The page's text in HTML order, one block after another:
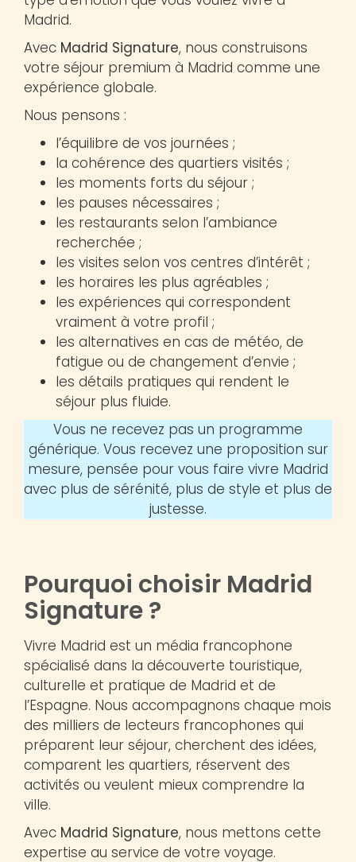
Madrid.
Avec Madrid Signature, nous construisons
votre séjour premium à Madrid comme une
expérience globale.
Nous pensons :
l’équilibre de vos journées ;
la cohérence des quartiers visités ;
les moments forts du séjour ;
les pauses nécessaires ;
les restaurants selon l’ambiance
recherchée ;
les visites selon vos centres d’intérêt ;
les horaires les plus agréables ;
les expériences qui correspondent
vraiment à votre profil ;
les alternatives en cas de météo, de
fatigue ou de changement d’envie ;
les détails pratiques qui rendent le
séjour plus fluide.
Vous ne recevez pas un programme
générique. Vous recevez une proposition sur
mesure, pensée pour vous faire vivre Madrid
avec plus de sérénité, plus de style et plus de
justesse.
Pourquoi choisir Madrid
Signature ?
Vivre Madrid est un média francophone
spécialisé dans la découverte touristique,
culturelle et pratique de Madrid et de
l’Espagne. Nous accompagnons chaque mois
des milliers de lecteurs francophones qui
préparent leur séjour, cherchent des idées,
comparent les quartiers, réservent des
activités ou veulent mieux comprendre la
ville.
Avec Madrid Signature, nous mettons cette
expertise au service de votre voyage.